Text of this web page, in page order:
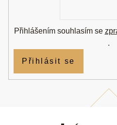
Přihlášením souhlasím se
.
Přihlásit se